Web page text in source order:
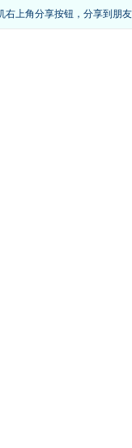
右上角分享按钮，分享到朋友